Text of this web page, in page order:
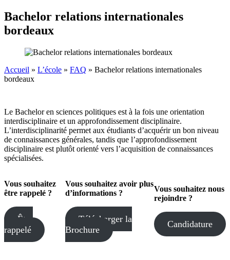
Bachelor relations internationales
bordeaux
Accueil » L’école » FAQ » Bachelor relations internationales
bordeaux
Le Bachelor en sciences politiques est à la fois une orientation
interdisciplinaire et un approfondissement disciplinaire.
L’interdisciplinarité permet aux étudiants d’acquérir un bon niveau
de connaissances générales, tandis que l’approfondissement
disciplinaire est plutôt orienté vers l’acquisition de connaissances
spécialisées.
Vous souhaitez
être rappelé ?
Être
rappelé
Vous souhaitez avoir plus
d’informations ?
Télécharger la
Brochure
Vous souhaitez nous
rejoindre ?
Candidature